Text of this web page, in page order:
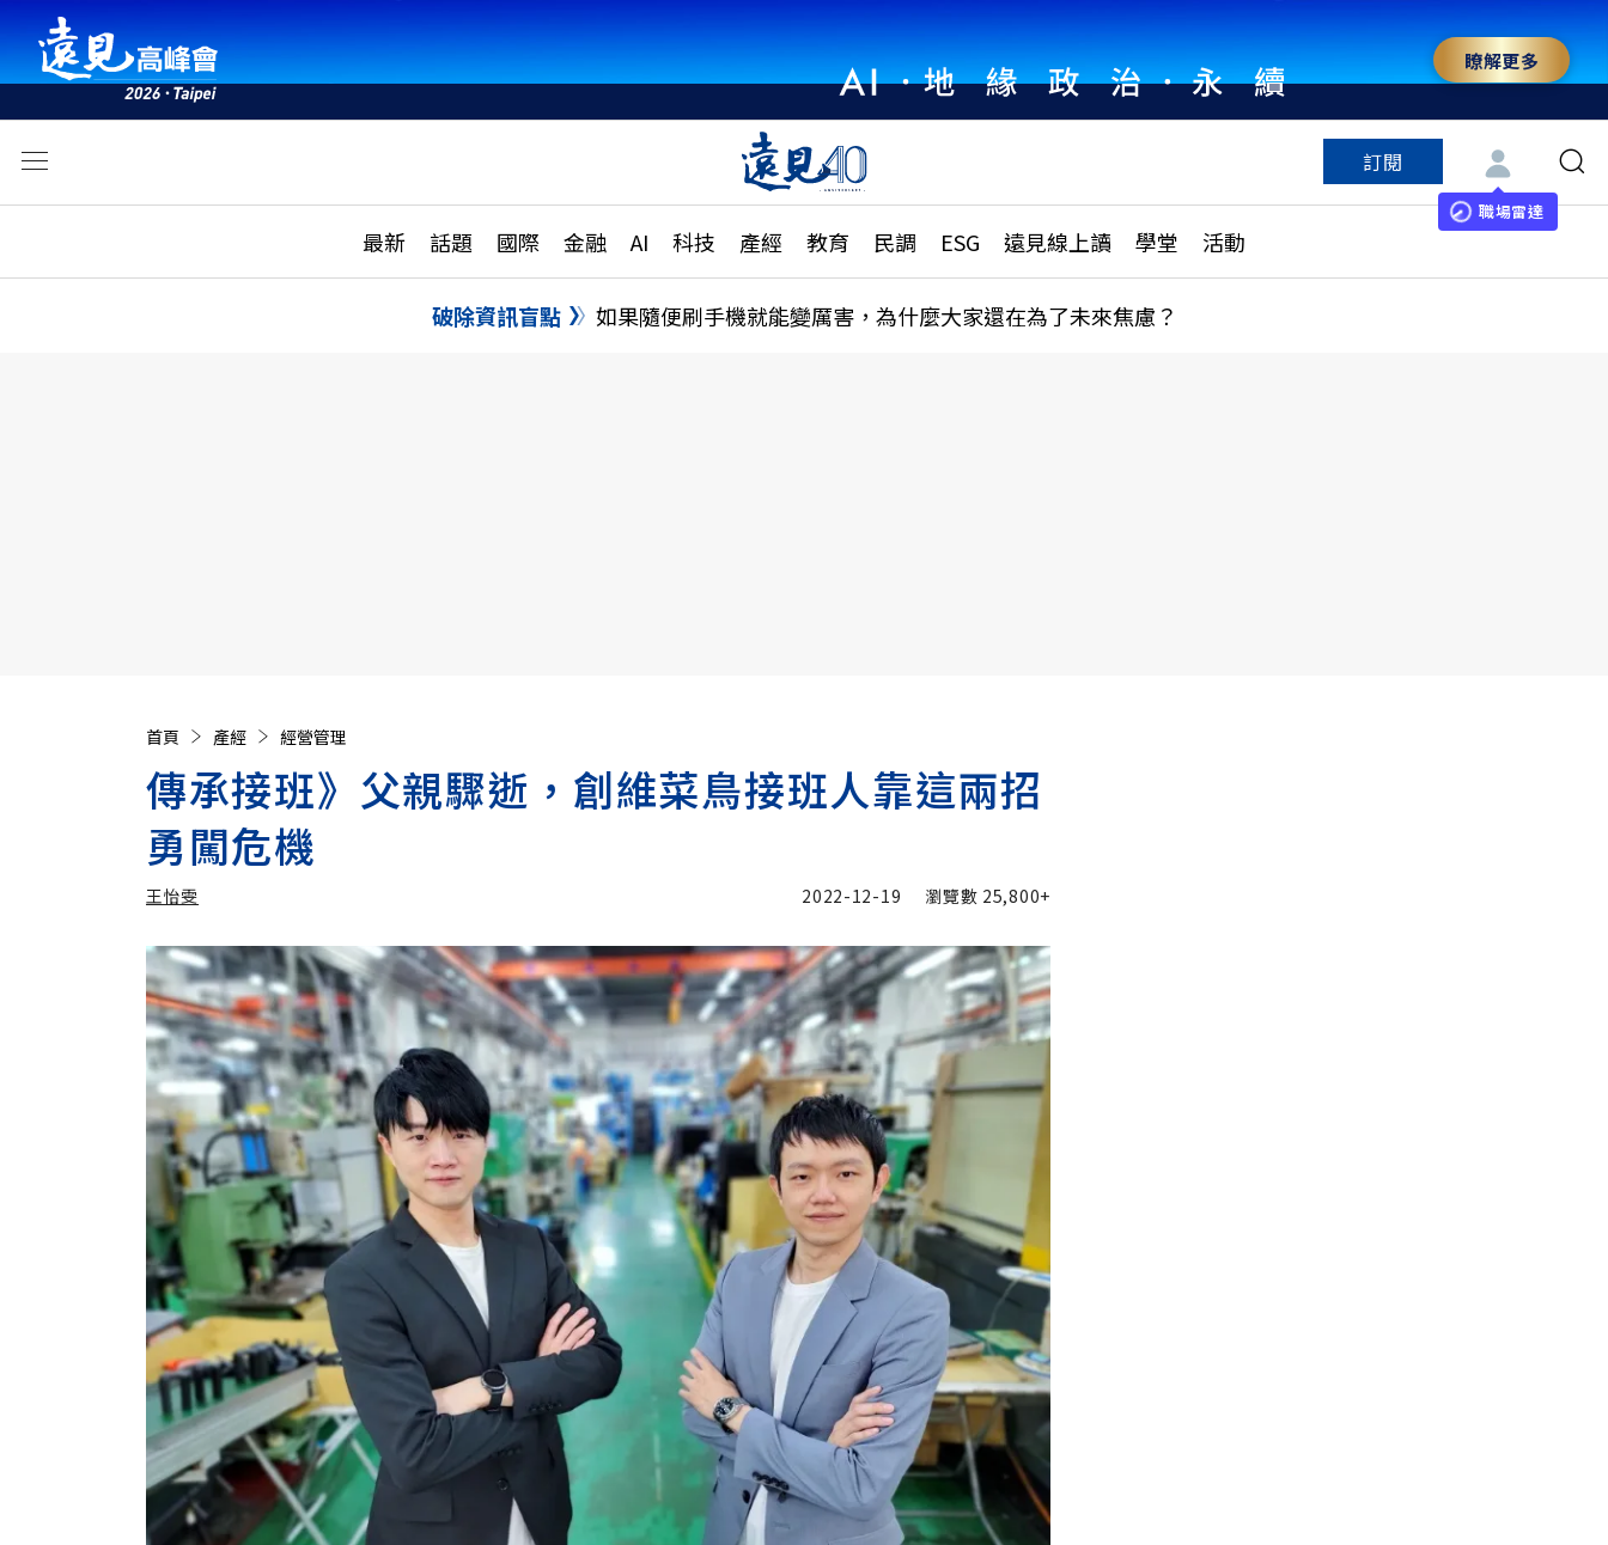
瞭解更多
訂閱
職場雷達
最新 話題 國際 金融 AI 科技 產經 教育 民調 ESG 遠見線上讀 學堂 活動
活動
話題
國際
特輯
大學升學、職涯攻略
縣市施政調查全解析
更多訂閱方案
特色頻道
破除資訊盲點 如果隨便刷手機就能變厲害，為什麼大家還在為了未來焦慮？
首頁 產經 經營管理
傳承接班》父親驟逝，創維菜鳥接班人靠這兩招
勇闖危機
王怡雯
王怡雯 加入追蹤
2022-12-19 瀏覽數 25,800+